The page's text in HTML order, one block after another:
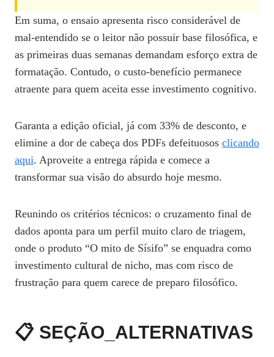
Em suma, o ensaio apresenta risco considerável de
mal‑entendido se o leitor não possuir base filosófica, e
as primeiras duas semanas demandam esforço extra de
formatação. Contudo, o custo‑benefício permanece
atraente para quem aceita esse investimento cognitivo.
Garanta a edição oficial, já com 33% de desconto, e
elimine a dor de cabeça dos PDFs defeituosos clicando
aqui. Aproveite a entrega rápida e comece a
transformar sua visão do absurdo hoje mesmo.
Reunindo os critérios técnicos: o cruzamento final de
dados aponta para um perfil muito claro de triagem,
onde o produto “O mito de Sísifo” se enquadra como
investimento cultural de nicho, mas com risco de
frustração para quem carece de preparo filosófico.
📋 SEÇÃO_ALTERNATIVAS